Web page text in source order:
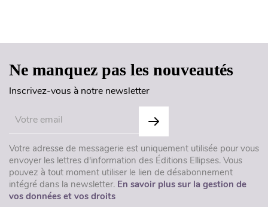
Ne manquez pas les nouveautés
Inscrivez-vous à notre newsletter
Votre adresse de messagerie est uniquement utilisée pour vous
envoyer les lettres d'information des Éditions Ellipses. Vous
pouvez à tout moment utiliser le lien de désabonnement
intégré dans la newsletter. En savoir plus sur la gestion de
vos données et vos droits